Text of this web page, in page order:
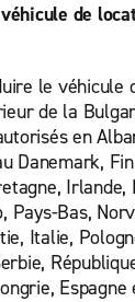
de
le véhicule
de la
en
Danemark,
Irlande,
Pays-Bas,
Italie,
Espagne